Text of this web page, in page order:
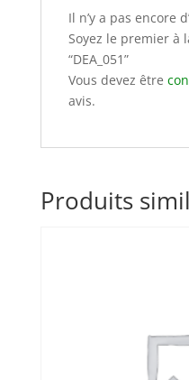
Il n’y a pas encore
Soyez le premier à
“DEA_051”
Vous devez être
avis.
Produits